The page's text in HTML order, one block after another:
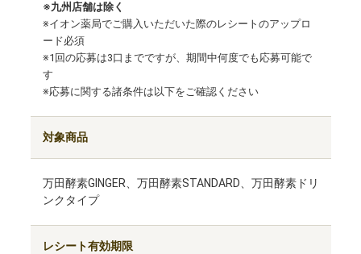
※九州店舗は除く
※イオン薬局でご購入いただいた際のレシートのアップロ
ード必須
※1回の応募は3口までですが、期間中何度でも応募可能で
す
※応募に関する諸条件は以下をご確認ください
対象商品
万田酵素GINGER、万田酵素STANDARD、万田酵素ドリ
ンクタイプ
レシート有効期限